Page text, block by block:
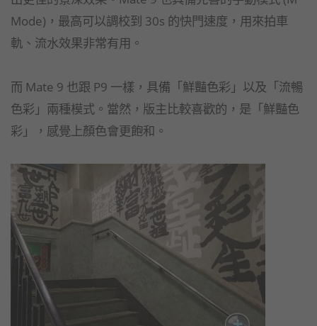
Mode)，最高可以調校到 30s 的快門速度，用來拍車
軌、流水效果非常有用。
而 Mate 9 也跟 P9 一樣，具備「鮮豔色彩」以及「流暢
色彩」兩種模式。當然，版主比較喜歡的，是「鮮豔色
彩」，感覺上顏色會更飽和。